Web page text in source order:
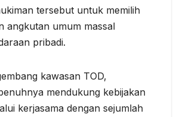
tersebut untuk memilih
angkutan umum massal
pribadi.
kawasan TOD,
mendukung kebijakan
kerjasama dengan sejumlah